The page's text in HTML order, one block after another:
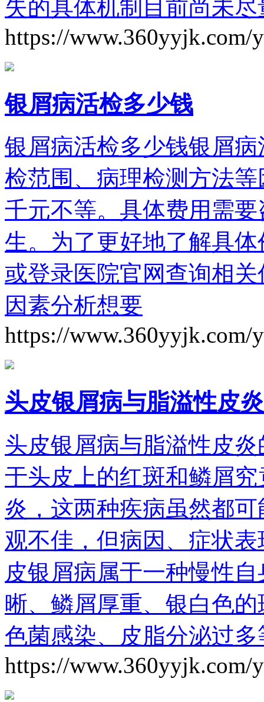
失的具体机制目前尚未
https://www.360yyjk.com/
银屑病活检多少钱
银屑病活检多少钱银屑
检范围、病理检测方法
千元不等。具体费用需
生。为了更好地了解具
或登录医院官网查询相
因素分析想要
https://www.360yyjk.com/
头皮银屑病与脂溢性皮
头皮银屑病与脂溢性皮
于头皮上的红斑和鳞屑
炎，这两种疾病虽然都
观不佳，但病因、症状
皮银屑病属于一种慢性
晰、鳞屑厚重、银白色
色菌感染、皮脂分泌过
https://www.360yyjk.com/